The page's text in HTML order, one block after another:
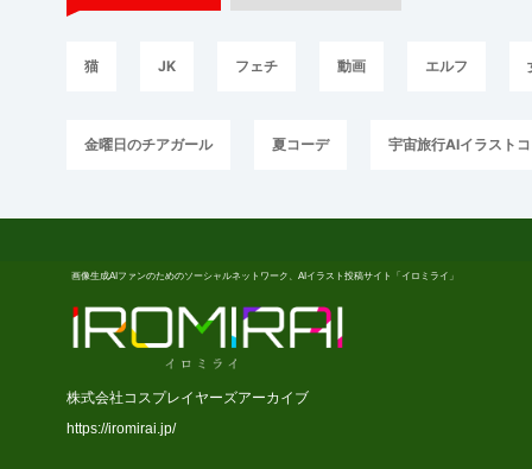
猫 JK フェチ 動画 エルフ
金曜日のチアガール 夏コーデ 宇宙旅行AIイラスト
画像生成AIファンのためのソーシャルネットワーク、AIイラスト投稿サイト「イロミライ」
株式会社コスプレイヤーズアーカイブ
https://iromirai.jp/